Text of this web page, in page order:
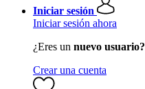
Iniciar sesión
Iniciar sesión ahora
¿Eres un nuevo usuario?
Crear una cuenta